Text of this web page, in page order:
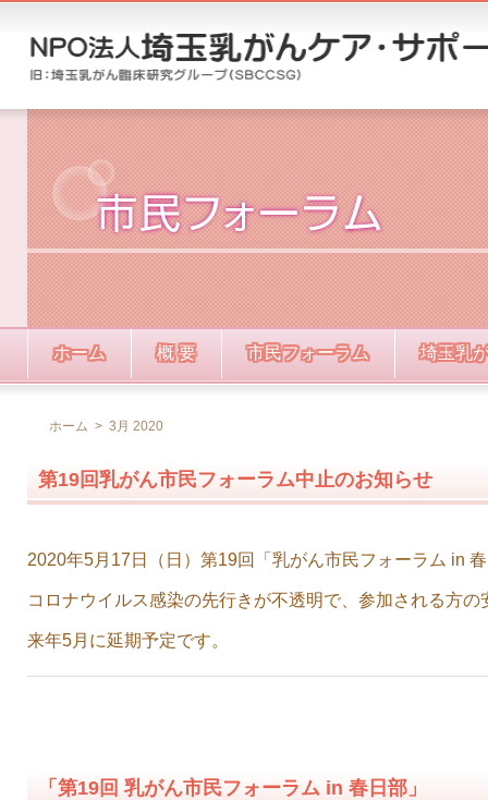
ホーム 概 要 市民フォーラム 埼玉乳
ホーム > 3月 2020
第19回乳がん市民フォーラム中止のお知らせ
2020年5月17日（日）第19回「乳がん市民フォーラム in
コロナウイルス感染の先行きが不透明で、参加される方
来年5月に延期予定です。
「第19回 乳がん市民フォーラム in 春日部」